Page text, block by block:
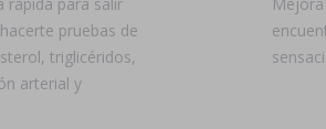
pruebas de
triglicéridos,
arterial y